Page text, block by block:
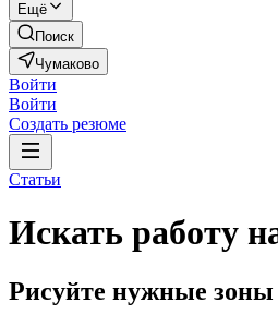
Ещё
Поиск
Чумаково
Войти
Войти
Создать резюме
Статьи
Искать работу
Рисуйте нужные зоны